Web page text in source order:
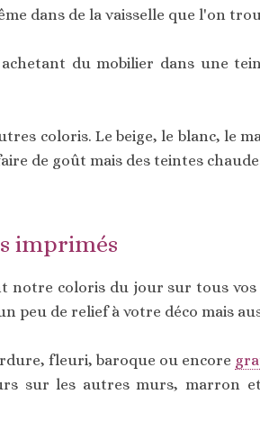
dans de la vaisselle que l'on
du mobilier dans une
coloris. Le beige, le blanc, le
de goût mais des teintes
imprimés
notre coloris du jour sur tous
peu de relief à votre déco mais
fleuri, baroque ou encore
sur les autres murs, marron